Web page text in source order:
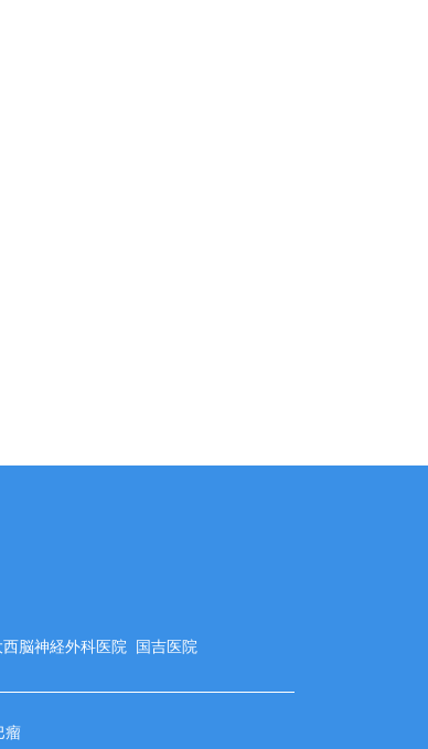
西脳神経外科医院 国吉医院
瘤